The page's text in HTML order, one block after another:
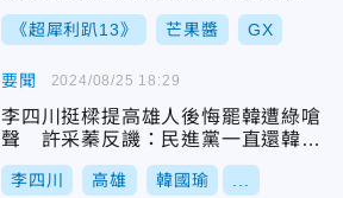
《超犀利趴13》 芒果醬 GX
要聞
李四川挺樑提高雄人後悔罷韓遭綠嗆
聲 許采蓁反譏：民進黨一直還韓國
瑜公道
李四川 高雄 韓國瑜
2024/08/25 18:29